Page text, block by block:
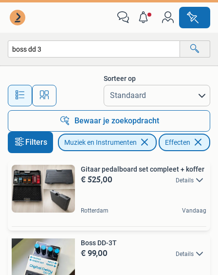
Alle afstanden…
Sorteer op
Bewaar je zoekopdracht
Filters Muziek en Instrumenten Effecten
Gitaar pedalboard set compleet + koffer
€ 525,00 Details
Rotterdam Vandaag
Boss DD-3T
€ 99,00 Details